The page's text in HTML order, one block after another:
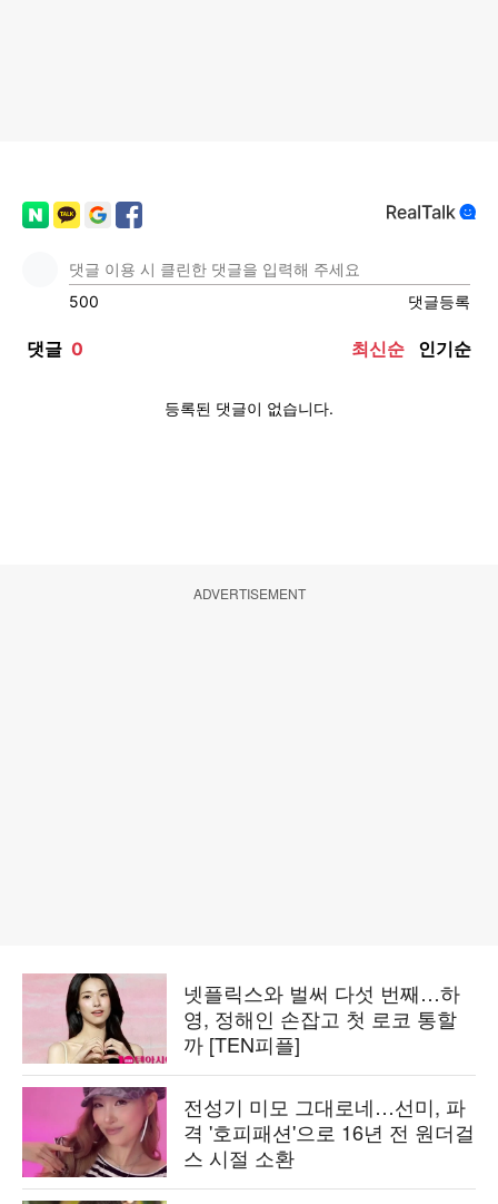
ADVERTISEMENT
넷플릭스와 벌써 다섯 번째…하
영, 정해인 손잡고 첫 로코 통할
까 [TEN피플]
전성기 미모 그대로네…선미, 파
격 '호피패션'으로 16년 전 원더걸
스 시절 소환